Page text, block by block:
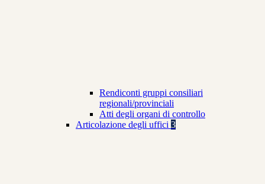
Rendiconti gruppi consiliari
regionali/provinciali
Atti degli organi di controllo
Articolazione degli uffici 3